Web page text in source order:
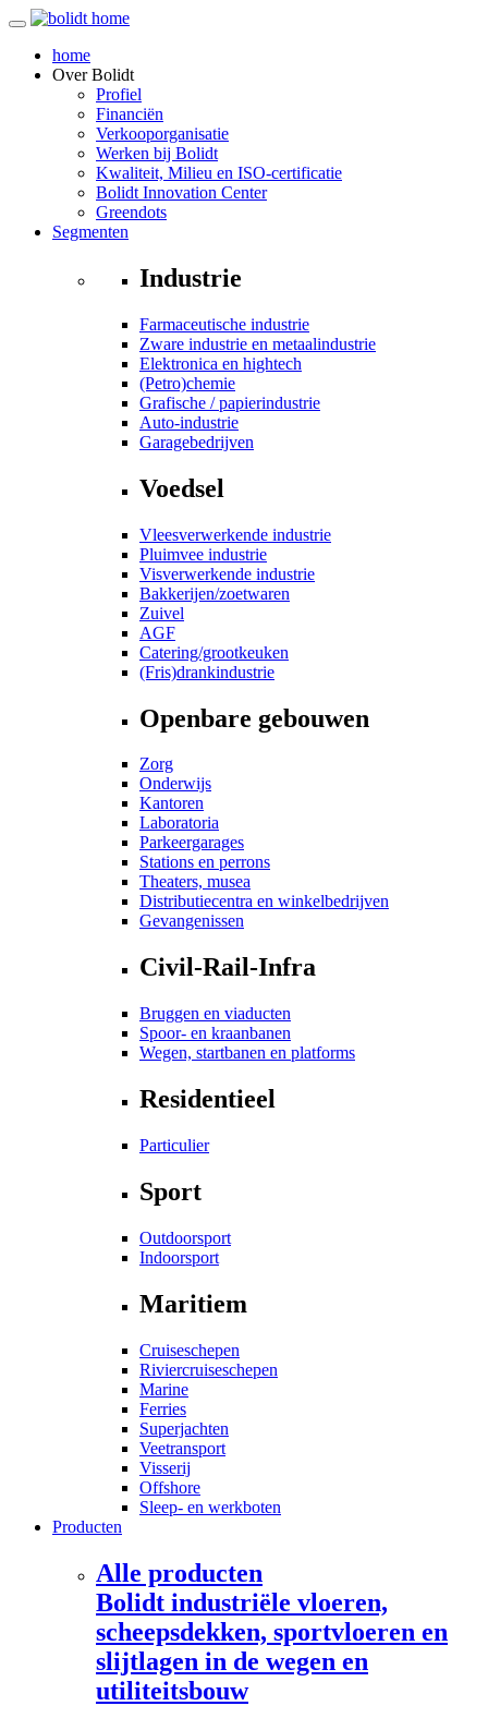
home
OverBolidt
Profiel
Financiën
Verkooporganisatie
Werken bij Bolidt
Kwaliteit, Milieu en ISO-certificatie
Bolidt Innovation Center
Greendots
Segmenten
Industrie
Farmaceutische industrie
Zware industrie en metaalindustrie
Elektronica en hightech
(Petro)chemie
Grafische / papierindustrie
Auto-industrie
Garagebedrijven
Voedsel
Vleesverwerkende industrie
Pluimvee industrie
Visverwerkende industrie
Bakkerijen/zoetwaren
Zuivel
AGF
Catering/grootkeuken
(Fris)drankindustrie
Openbare gebouwen
Zorg
Onderwijs
Kantoren
Laboratoria
Parkeergarages
Stations en perrons
Theaters, musea
Distributiecentra en winkelbedrijven
Gevangenissen
Civil-Rail-Infra
Bruggen en viaducten
Spoor- en kraanbanen
Wegen, startbanen en platforms
Residentieel
Particulier
Sport
Outdoorsport
Indoorsport
Maritiem
Cruiseschepen
Riviercruiseschepen
Marine
Ferries
Superjachten
Veetransport
Visserij
Offshore
Sleep- en werkboten
Producten
Alle producten
Bolidt industriële vloeren,
scheepsdekken, sportvloeren en
slijtlagen in de wegen en
utiliteitsbouw